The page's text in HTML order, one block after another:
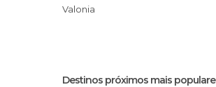
Cidadela de Liege
Valonia
Destinos próximos mais